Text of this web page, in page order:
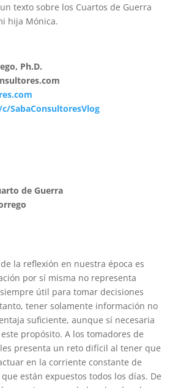
texto sobre los Cuartos de Guerra
hija Mónica.
Ph.D.
SabaConsultoresVlog
de Guerra
la reflexión en nuestra época es
por sí misma no representa
útil para tomar decisiones
tener solamente información no
suficiente, aunque sí necesaria
propósito. A los tomadores de
presenta un reto difícil al tener que
en la corriente constante de
están expuestos todos los días. De